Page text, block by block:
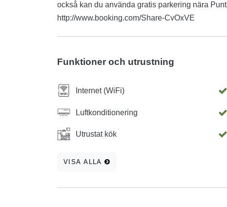
också kan du använda gratis parkering nära
http://www.booking.com/Share-CvOxVE
Funktioner och utrustning
Internet (WiFi)
Luftkonditionering
Utrustat kök
VISA ALLA